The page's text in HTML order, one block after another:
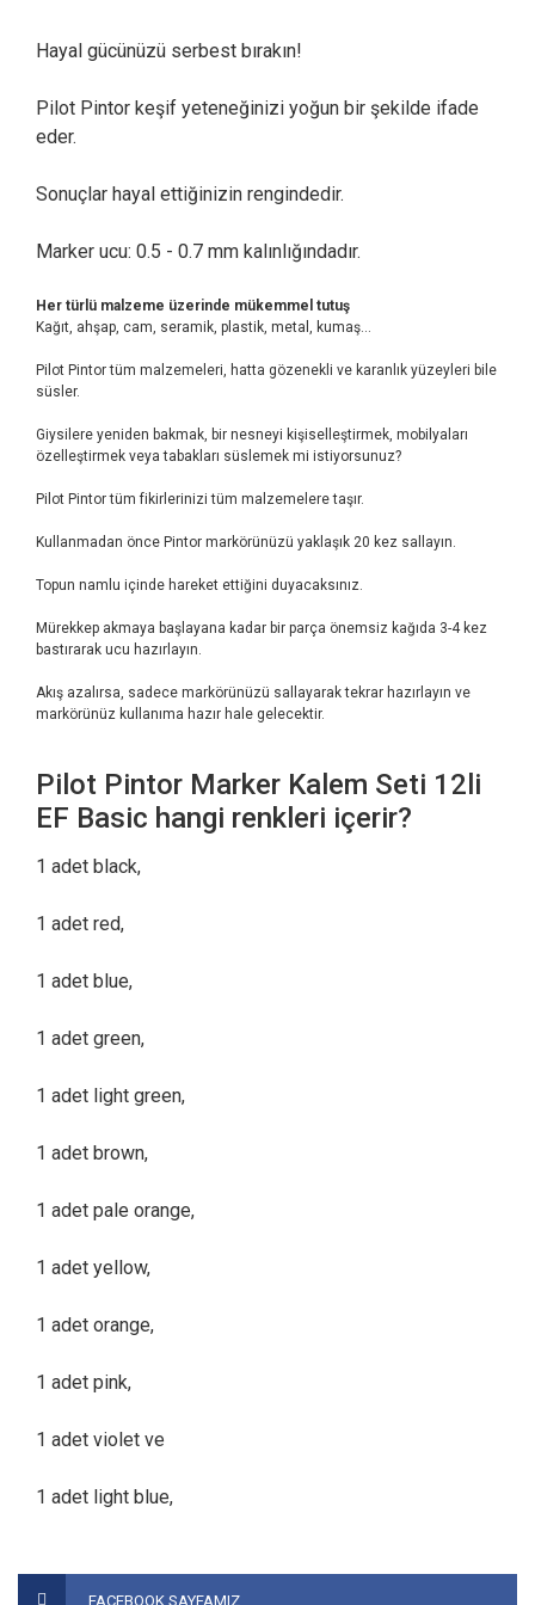
Hayal gücünüzü serbest bırakın!
Pilot Pintor keşif yeteneğinizi yoğun bir şekilde ifade
eder.
Sonuçlar hayal ettiğinizin rengindedir.
Marker ucu: 0.5 - 0.7 mm kalınlığındadır.
Her türlü malzeme üzerinde mükemmel tutuş
Kağıt, ahşap, cam, seramik, plastik, metal, kumaş...
Pilot Pintor tüm malzemeleri, hatta gözenekli ve karanlık yüzeyleri bile
süsler.
Giysilere yeniden bakmak, bir nesneyi kişiselleştirmek, mobilyaları
özelleştirmek veya tabakları süslemek mi istiyorsunuz?
Pilot Pintor tüm fikirlerinizi tüm malzemelere taşır.
Kullanmadan önce Pintor markörünüzü yaklaşık 20 kez sallayın.
Topun namlu içinde hareket ettiğini duyacaksınız.
Mürekkep akmaya başlayana kadar bir parça önemsiz kağıda 3-4 kez
bastırarak ucu hazırlayın.
Akış azalırsa, sadece markörünüzü sallayarak tekrar hazırlayın ve
markörünüz kullanıma hazır hale gelecektir.
Pilot Pintor Marker Kalem Seti 12li
EF Basic hangi renkleri içerir?
1 adet black,
1 adet red,
1 adet blue,
1 adet green,
1 adet light green,
1 adet brown,
1 adet pale orange,
1 adet yellow,
1 adet orange,
1 adet pink,
1 adet violet ve
1 adet light blue,
Bu ürüne ilk yorumu siz yapın!
FACEBOOK SAYFAMIZ